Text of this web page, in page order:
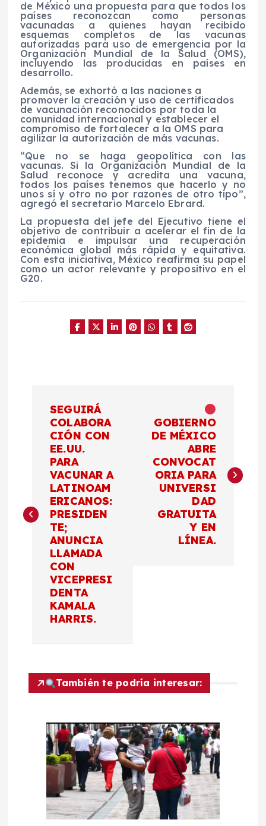
de México una propuesta para que todos los
países reconozcan como personas
vacunadas a quienes hayan recibido
esquemas completos de las vacunas
autorizadas para uso de emergencia por la
Organización Mundial de la Salud (OMS),
incluyendo las producidas en países en
desarrollo.
Además, se exhortó a las naciones a
promover la creación y uso de certificados
de vacunación reconocidos por toda la
comunidad internacional y establecer el
compromiso de fortalecer a la OMS para
agilizar la autorización de más vacunas.
“Que no se haga geopolítica con las
vacunas. Si la Organización Mundial de la
Salud reconoce y acredita una vacuna,
todos los países tenemos que hacerlo y no
unos sí y otro no por razones de otro tipo”,
agregó el secretario Marcelo Ebrard.
La propuesta del jefe del Ejecutivo tiene el
objetivo de contribuir a acelerar el fin de la
epidemia e impulsar una recuperación
económica global más rápida y equitativa.
Con esta iniciativa, México reafirma su papel
como un actor relevante y propositivo en el
G20.
g
d
SEGUIRÁ
COLABORA
CIÓN CON
EE.UU.
PARA
VACUNAR A
LATINOAM
ERICANOS:
PRESIDEN
TE;
ANUNCIA
LLAMADA
CON
VICEPRESI
DENTA
KAMALA
HARRIS.
GOBIERNO
DE MÉXICO
ABRE
CONVOCAT
ORIA PARA
UNIVERSI
DAD
GRATUITA
Y EN
LÍNEA.
También te podría interesar: